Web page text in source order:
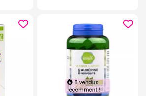
8 vendus
récemment !